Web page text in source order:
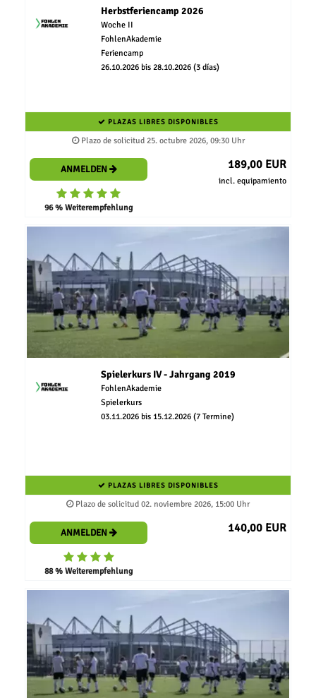
Herbstferiencamp 2026
Woche II
FohlenAkademie
Feriencamp
26.10.2026 bis 28.10.2026 (3 días)
PLAZAS LIBRES DISPONIBLES
Plazo de solicitud 25. octubre 2026, 09:30 Uhr
ANMELDEN
96 % Weiterempfehlung
189,00 EUR
incl. equipamiento
Spielerkurs IV - Jahrgang 2019
FohlenAkademie
Spielerkurs
03.11.2026 bis 15.12.2026 (7 Termine)
PLAZAS LIBRES DISPONIBLES
Plazo de solicitud 02. noviembre 2026, 15:00 Uhr
ANMELDEN
88 % Weiterempfehlung
140,00 EUR